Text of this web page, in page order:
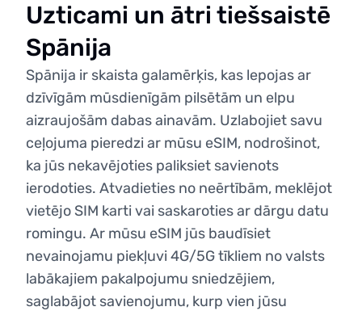
Uzticami un ātri tiešsaistē
Spānija
Spānija ir skaista galamērķis, kas lepojas ar
dzīvīgām mūsdienīgām pilsētām un elpu
aizraujošām dabas ainavām. Uzlabojiet savu
ceļojuma pieredzi ar mūsu eSIM, nodrošinot,
ka jūs nekavējoties paliksiet savienots
ierodoties. Atvadieties no neērtībām, meklējot
vietējo SIM karti vai saskaroties ar dārgu datu
romingu. Ar mūsu eSIM jūs baudīsiet
nevainojamu piekļuvi 4G/5G tīkliem no valsts
labākajiem pakalpojumu sniedzējiem,
saglabājot savienojumu, kurp vien jūsu